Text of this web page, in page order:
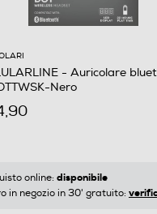
- Auricolare
Nero
online: disponibile
in negozio in 30' gratuito: